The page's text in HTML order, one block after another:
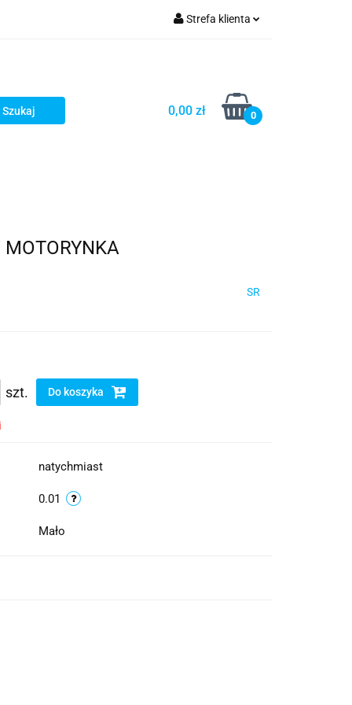
Strefa klienta
Dodaj zgłoszenie
0,00 zł 0
SR
szt. Do koszyka
natychmiast
0.01
Mało